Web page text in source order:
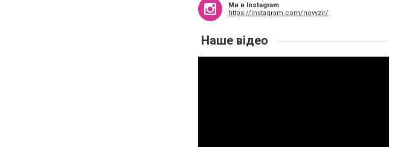
Ми в Instagram
https://instagram.com/novyzir/
Наше відео